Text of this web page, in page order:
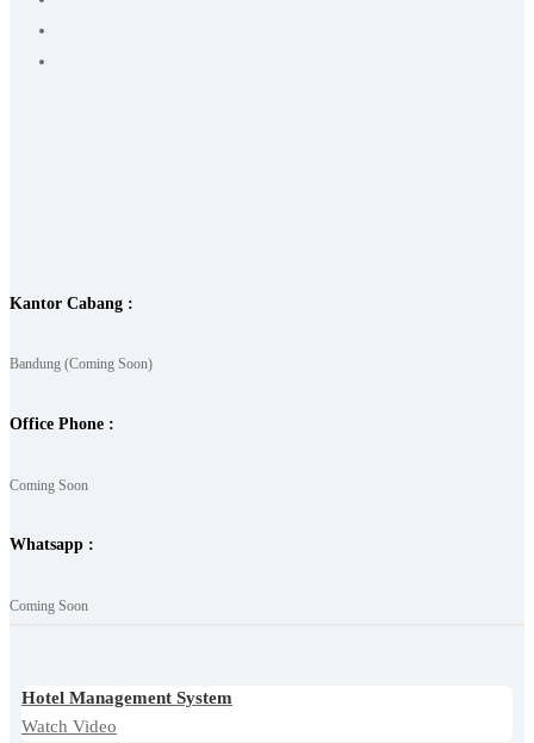
Kantor Cabang :
Bandung (Coming Soon)
Office Phone :
Coming Soon
Whatsapp :
Coming Soon
Hotel Management System
Watch Video